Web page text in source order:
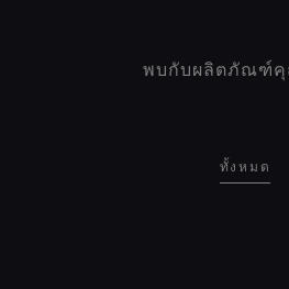
พบกับผลิตภัณฑ์คุ
ทั้งหมด